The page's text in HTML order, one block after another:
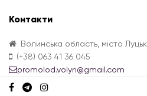
Контакти
Волинська область, місто Луцьк
(+38) 063 41 36 045
promolod.volyn@gmail.com